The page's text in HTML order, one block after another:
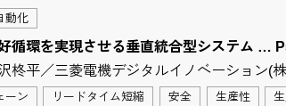
動化
循環を実現させる垂直統合型システム …
柊平／三菱電機デジタルイノベーション(
ーン リードタイム短縮 安全 生産性